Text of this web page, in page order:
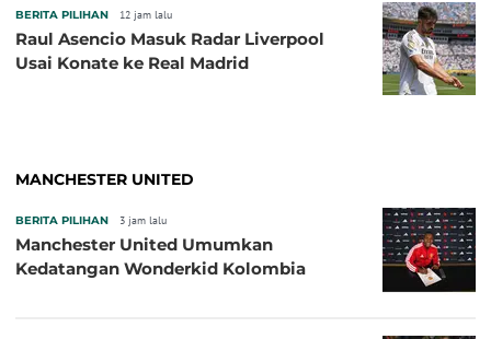
BERITA PILIHAN 12 jam lalu
Raul Asencio Masuk Radar Liverpool
Usai Konate ke Real Madrid
MANCHESTER UNITED
BERITA PILIHAN 3 jam lalu
Manchester United Umumkan
Kedatangan Wonderkid Kolombia